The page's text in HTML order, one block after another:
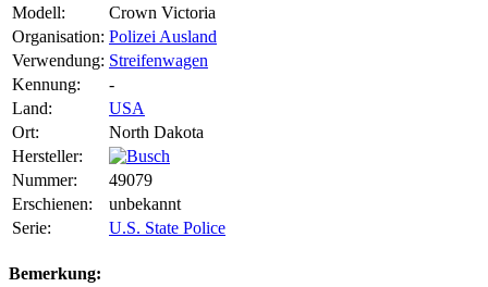
Modell:
Crown Victoria
Organisation: Polizei Ausland
Verwendung: Streifenwagen
Kennung:
-
Land:
USA
Ort:
North Dakota
Hersteller:
Nummer:
49079
Erschienen:
unbekannt
Serie:
U.S. State Police
Bemerkung: